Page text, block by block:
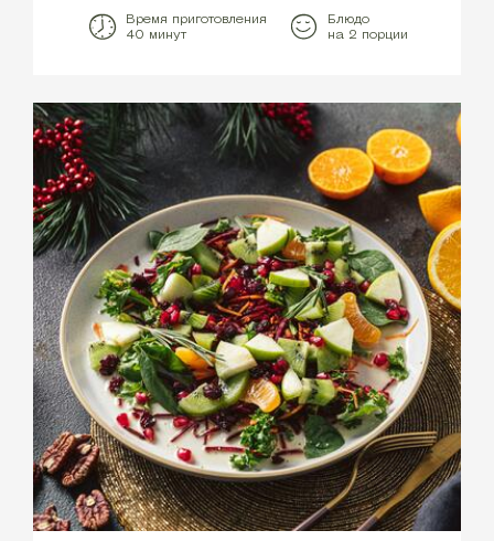
Время приготовления
40 минут
Блюдо
на 2 порции